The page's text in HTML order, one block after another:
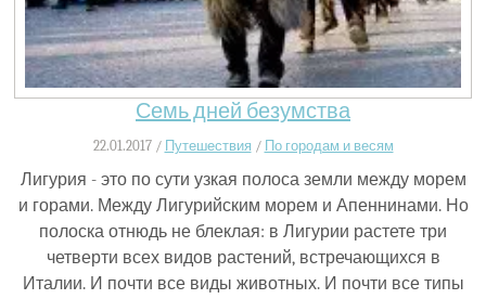
Семь дней безумства
22.01.2017 / Путешествия / По городам и весям
Лигурия - это по сути узкая полоса земли между морем
и горами. Между Лигурийским морем и Апеннинами. Но
полоска отнюдь не блеклая: в Лигурии растете три
четверти всех видов растений, встречающихся в
Италии. И почти все виды животных. И почти все типы